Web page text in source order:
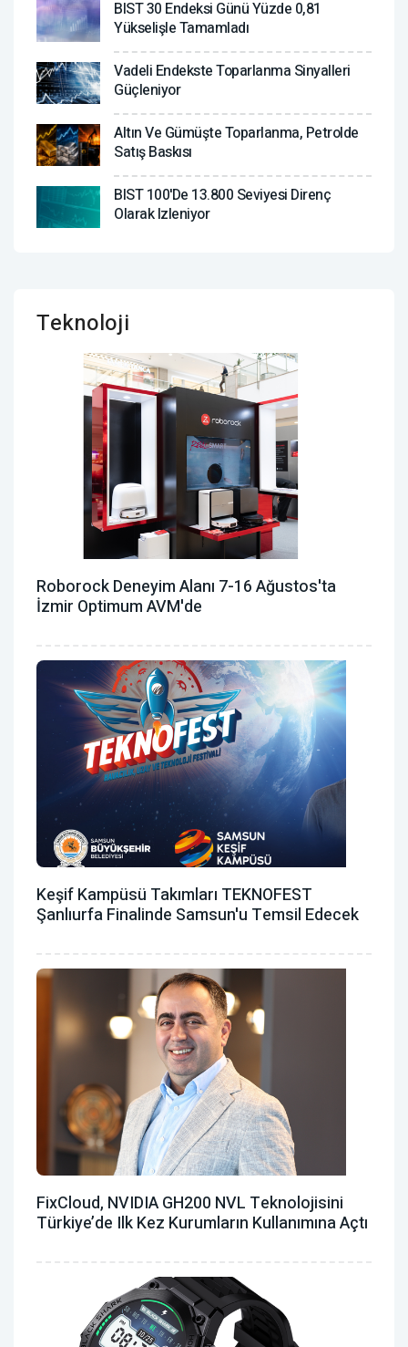
BIST 30 Endeksi Günü Yüzde 0,81
Yükselişle Tamamladı
Vadeli Endekste Toparlanma Sinyalleri
Güçleniyor
Altın Ve Gümüşte Toparlanma, Petrolde
Satış Baskısı
BIST 100'de 13.800 Seviyesi Direnç
Olarak Izleniyor
Teknoloji
Roborock Deneyim Alanı 7-16 Ağustos'ta
İzmir Optimum AVM'de
Keşif Kampüsü Takımları TEKNOFEST
Şanlıurfa Finalinde Samsun'u Temsil Edecek
FixCloud, NVIDIA GH200 NVL Teknolojisini
Türkiye’de Ilk Kez Kurumların Kullanımına Açtı